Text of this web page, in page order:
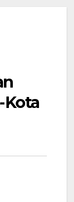
Kota